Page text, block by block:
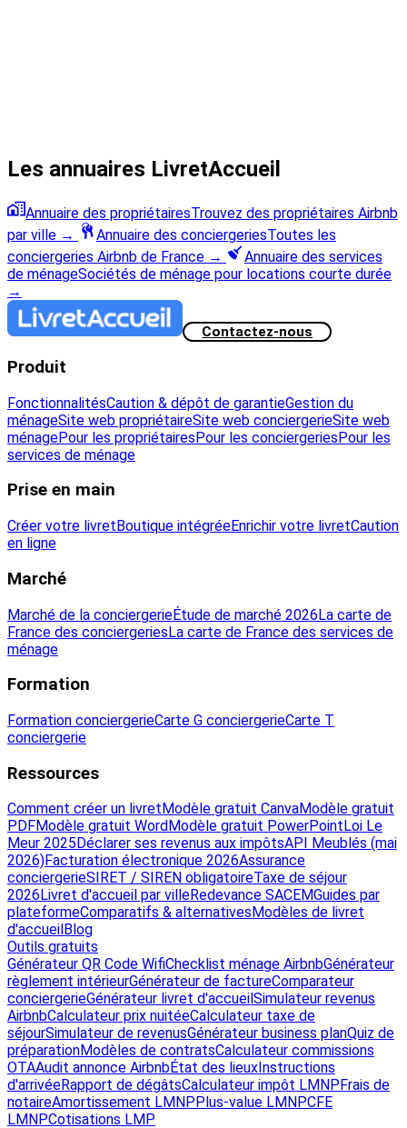
Les annuaires LivretAccueil
Annuaire des propriétairesTrouvez des propriétaires Airbnb
par ville → Annuaire des conciergeriesToutes les
conciergeries Airbnb de France →
Annuaire des services
de ménageSociétés de ménage pour locations courte durée
→
Contactez-nous
Produit
FonctionnalitésCaution & dépôt de garantieGestion du
ménageSite web propriétaireSite web conciergerieSite web
ménagePour les propriétairesPour les conciergeriesPour les
services de ménage
Prise en main
Créer votre livretBoutique intégréeEnrichir votre livretCaution
en ligne
Marché
Marché de la conciergerieÉtude de marché 2026La carte de
France des conciergeriesLa carte de France des services de
ménage
Formation
Formation conciergerieCarte G conciergerieCarte T
conciergerie
Ressources
Comment créer un livret Modèle gratuit CanvaModèle gratuit
PDFModèle gratuit Word Modèle gratuit PowerPoint Loi Le
Meur 2025 Déclarer ses revenus aux impôtsAPI Meublés (mai
2026)Facturation électronique 2026Assurance
conciergerieSIRET / SIREN obligatoireTaxe de séjour
2026 Livret d'accueil par villeRedevance SACEMGuides par
plateformeComparatifs & alternatives Modèles de livret
d'accueil Blog
Outils gratuits
Générateur QR Code WifiChecklist ménage AirbnbGénérateur
règlement intérieurGénérateur de factureComparateur
conciergerieGénérateur livret d'accueil Simulateur revenus
AirbnbCalculateur prix nuitéeCalculateur taxe de
séjourSimulateur de revenusGénérateur business planQuiz de
préparationModèles de contratsCalculateur commissions
OTAAudit annonce AirbnbÉtat des lieux Instructions
d'arrivéeRapport de dégâtsCalculateur impôt LMNPFrais de
notaireAmortissement LMNPPlus-value LMNPCFE
LMNPCotisations LMP